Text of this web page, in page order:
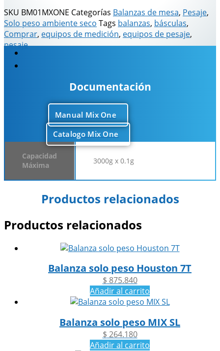
SKU BM01MXONE Categorías Balanzas de mesa, Pesaje,
Solo peso ambiente seco Tags balanzas, básculas,
Comprar, equipos de medición, equipos de pesaje,
pesaje
Documentación
Manual Mix One
Catalogo Mix One
Capacidad
Máxima
3000g x 0.1g
Productos relacionados
Productos relacionados
Balanza solo peso Houston 7T
$ 875.840
Añadir al carrito
Balanza solo peso MIX SL
$ 264.180
Añadir al carrito